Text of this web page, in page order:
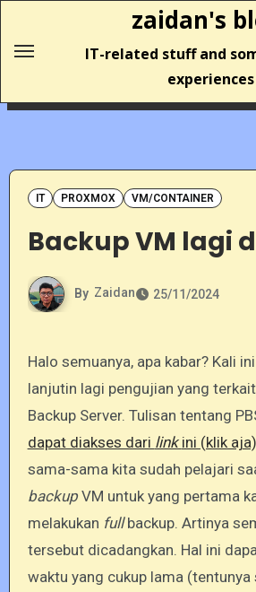
content
zaidan's
IT-related stuff and
experiences
IT PROXMOX VM/CONTAINER
Backup VM lagi
By Zaidan 25/11/2024
Halo semuanya, apa kabar? Kali ini saya mau
lanjutin lagi pengujian yang
Backup Server. Tulisan tentang
dapat diakses dari link ini (klik
sama-sama kita sudah pelajari
backup VM untuk yang pertama
melakukan fullbackup. Artinya
tersebut dicadangkan. Hal ini
waktu yang cukup lama (tentunya